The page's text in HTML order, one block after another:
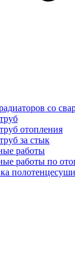
со
отопления
за стык
работы
работы по